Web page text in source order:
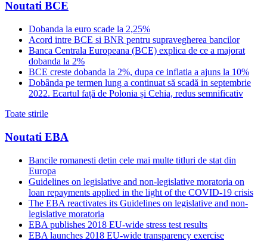
Noutati BCE
Dobanda la euro scade la 2,25%
Acord intre BCE si BNR pentru supravegherea bancilor
Banca Centrala Europeana (BCE) explica de ce a majorat
dobanda la 2%
BCE creste dobanda la 2%, dupa ce inflatia a ajuns la 10%
Dobânda pe termen lung a continuat să scadă in septembrie
2022. Ecartul față de Polonia și Cehia, redus semnificativ
Toate stirile
Noutati EBA
Bancile romanesti detin cele mai multe titluri de stat din
Europa
Guidelines on legislative and non-legislative moratoria on
loan repayments applied in the light of the COVID-19 crisis
The EBA reactivates its Guidelines on legislative and non-
legislative moratoria
EBA publishes 2018 EU-wide stress test results
EBA launches 2018 EU-wide transparency exercise